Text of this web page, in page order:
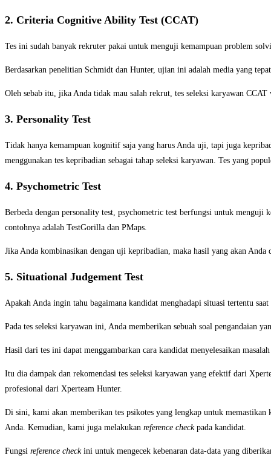
2. Criteria Cognitive Ability Test (CCAT)
Tes ini sudah banyak rekruter pakai untuk menguji kemampuan problem
Berdasarkan penelitian Schmidt dan Hunter, ujian ini adalah media yang
Oleh sebab itu, jika Anda tidak mau salah rekrut, tes seleksi karyawan
3. Personality Test
Tidak hanya kemampuan kognitif saja yang harus Anda uji, tapi juga
menggunakan tes kepribadian sebagai tahap seleksi karyawan. Tes yang
4. Psychometric Test
Berbeda dengan personality test, psychometric test berfungsi untuk
contohnya adalah TestGorilla dan PMaps.
Jika Anda kombinasikan dengan uji kepribadian, maka hasil yang akan
5. Situational Judgement Test
Apakah Anda ingin tahu bagaimana kandidat menghadapi situasi tertentu
Pada tes seleksi karyawan ini, Anda memberikan sebuah soal pengandaian
Hasil dari tes ini dapat menggambarkan cara kandidat menyelesaikan
Itu dia dampak dan rekomendasi tes seleksi karyawan yang efektif dari
profesional dari Xperteam Hunter.
Di sini, kami akan memberikan tes psikotes yang lengkap untuk
Anda. Kemudian, kami juga melakukan reference checkpada kandidat.
Fungsi reference checkini untuk mengecek kebenaran data-data yang